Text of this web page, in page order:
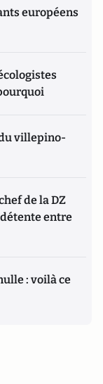
européens
villepino-
de la DZ
entre
: voilà ce